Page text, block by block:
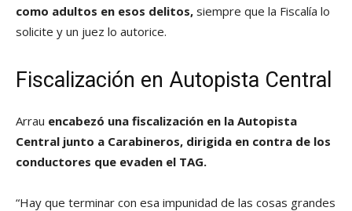
como adultos en esos delitos, siempre que la Fiscalía lo
solicite y un juez lo autorice.
Fiscalización en Autopista Central
Arrau encabezó una fiscalización en la Autopista
Central junto a Carabineros, dirigida en contra de los
conductores que evaden el TAG.
“Hay que terminar con esa impunidad de las cosas grandes